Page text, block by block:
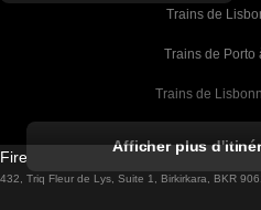
Trains de
Trains de Porto
Trains de
Trains de
Afficher plus
Firebird GT Limited (OC 1451)
432, Triq Fleur de Lys, Suite 1, Birkirkara, BKR